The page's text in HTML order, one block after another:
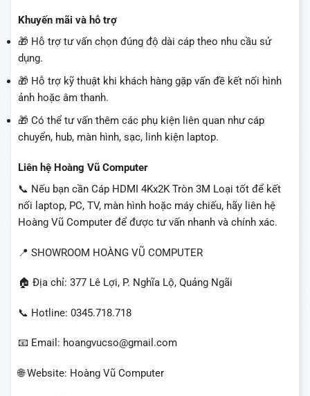
Khuyến mãi và hỗ trợ
🎁 Hỗ trợ tư vấn chọn đúng độ dài cáp theo nhu cầu sử
dụng.
🎁 Hỗ trợ kỹ thuật khi khách hàng gặp vấn đề kết nối hình
ảnh hoặc âm thanh.
🎁 Có thể tư vấn thêm các phụ kiện liên quan như cáp
chuyển, hub, màn hình, sạc, linh kiện laptop.
Liên hệ Hoàng Vũ Computer
📞 Nếu bạn cần Cáp HDMI 4Kx2K Tròn 3M Loại tốt để kết
nối laptop, PC, TV, màn hình hoặc máy chiếu, hãy liên hệ
Hoàng Vũ Computer để được tư vấn nhanh và chính xác.
📍 SHOWROOM HOÀNG VŨ COMPUTER
🏠 Địa chỉ: 377 Lê Lợi, P. Nghĩa Lộ, Quảng Ngãi
📞 Hotline: 0345.718.718
📧 Email: hoangvucso@gmail.com
🌐 Website: Hoàng Vũ Computer